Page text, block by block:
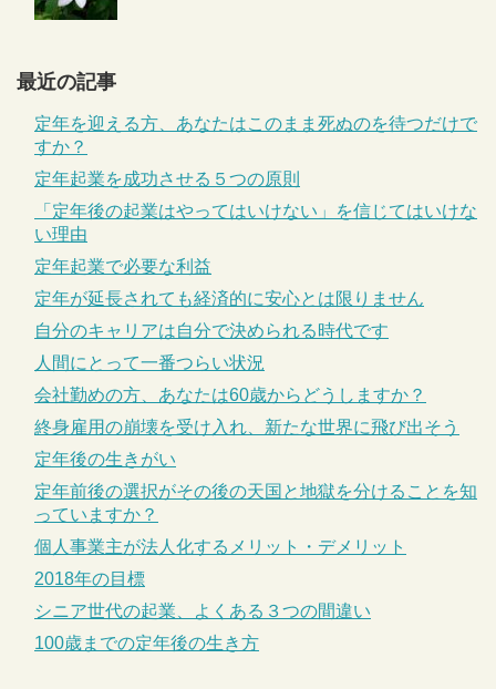
最近の記事
定年を迎える方、あなたはこのまま死ぬのを待つだけで
すか？
定年起業を成功させる５つの原則
「定年後の起業はやってはいけない」を信じてはいけな
い理由
定年起業で必要な利益
定年が延長されても経済的に安心とは限りません
自分のキャリアは自分で決められる時代です
人間にとって一番つらい状況
会社勤めの方、あなたは60歳からどうしますか？
終身雇用の崩壊を受け入れ、新たな世界に飛び出そう
定年後の生きがい
定年前後の選択がその後の天国と地獄を分けることを知
っていますか？
個人事業主が法人化するメリット・デメリット
2018年の目標
シニア世代の起業、よくある３つの間違い
100歳までの定年後の生き方